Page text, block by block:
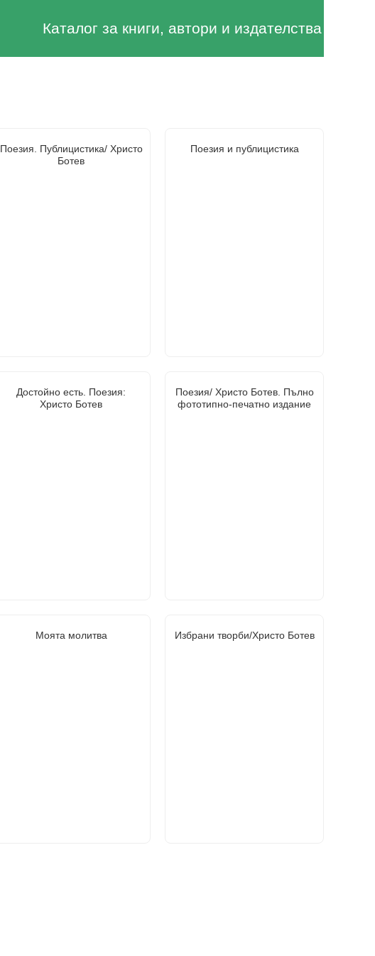
Каталог за книги, автори и издателства
Поезия. Публицистика/ Христо
Ботев
Поезия и публицистика
Достойно есть. Поезия:
Христо Ботев
Поезия/ Христо Ботев. Пълно
фототипно-печатно издание
Моята молитва Избрани творби/Христо Ботев